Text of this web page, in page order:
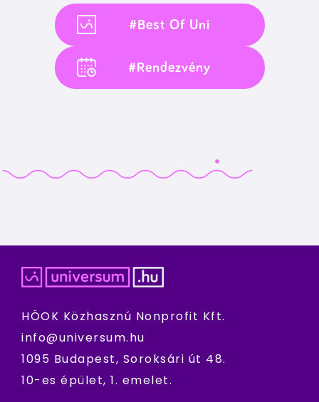
#Best Of Uni
#Rendezvény
HÖOK Közhasznú Nonprofit Kft.
info@universum.hu
1095 Budapest, Soroksári út 48.
10-es épület, 1. emelet.